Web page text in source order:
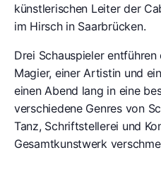
künstlerischen Leiter der
im Hirsch in Saarbrücken.
Drei Schauspieler
Magier, einer Artistin und
einen Abend lang in eine
verschiedene Genres von
Tanz, Schriftstellerei und
Gesamtkunstwerk